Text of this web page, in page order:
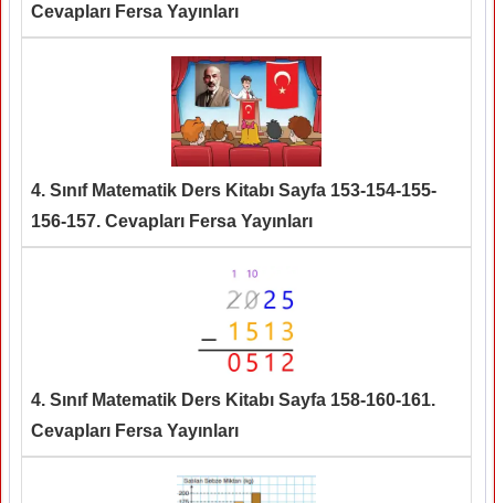
Cevapları Fersa Yayınları
4. Sınıf Matematik Ders Kitabı Sayfa 153-154-155-
156-157. Cevapları Fersa Yayınları
4. Sınıf Matematik Ders Kitabı Sayfa 158-160-161.
Cevapları Fersa Yayınları